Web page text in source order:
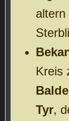
altern
Kreis
Tyr,